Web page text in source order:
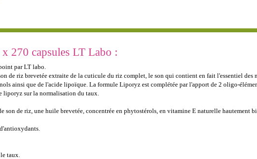
270 capsules LT Labo :
par LT labo.
de riz brevetée extraite de la cuticule du riz complet, le son qui contient en fait l'essentiel des
ainsi que de l'acide lipoïque. La formule Liporyz est complétée par l'apport de 2 oligo-
sur la normalisation du taux.
de riz, une huile brevetée, concentrée en phytostérols, en vitamine E naturelle hautement
taux.